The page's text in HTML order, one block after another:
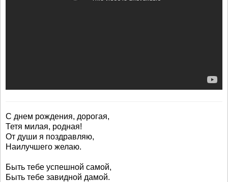
С днем рождения, дорогая,
Тетя милая, родная!
От души я поздравляю,
Наилучшего желаю.
Быть тебе успешной самой,
Быть тебе завидной дамой.